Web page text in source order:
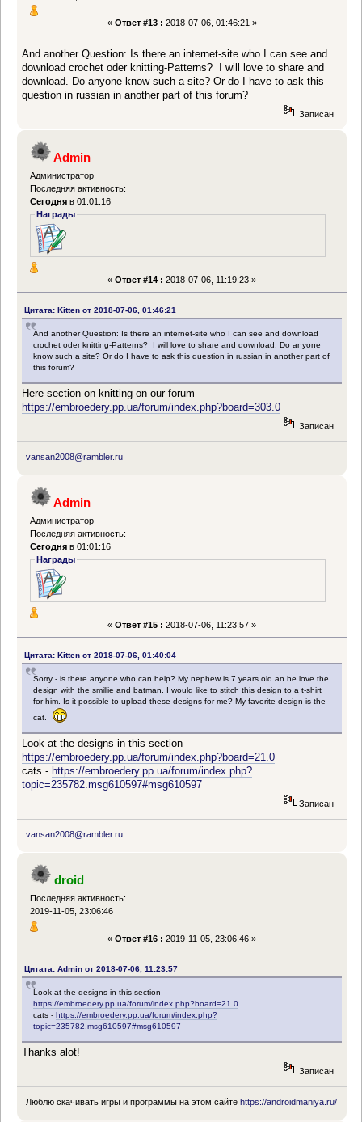
« Ответ #13 : 2018-07-06, 01:46:21 »
And another Question: Is there an internet-site who I can see and
download crochet oder knitting-Patterns? I will love to share and
download. Do anyone know such a site? Or do I have to ask this
question in russian in another part of this forum?
Записан
Admin
Администратор
Последняя активность:
Сегодня в 01:01:16
Награды
« Ответ #14 : 2018-07-06, 11:19:23 »
Цитата: Kitten от 2018-07-06, 01:46:21
And another Question: Is there an internet-site who I can see and download
crochet oder knitting-Patterns? I will love to share and download. Do anyone
know such a site? Or do I have to ask this question in russian in another part of
this forum?
Here section on knitting on our forum
https://embroedery.pp.ua/forum/index.php?board=303.0
Записан
vansan2008@rambler.ru
Admin
Администратор
Последняя активность:
Сегодня в 01:01:16
Награды
« Ответ #15 : 2018-07-06, 11:23:57 »
Цитата: Kitten от 2018-07-06, 01:40:04
Sorry - is there anyone who can help? My nephew is 7 years old an he love the
design with the smillie and batman. I would like to stitch this design to a t-shirt
for him. Is it possible to upload these designs for me? My favorite design is the
cat.
Look at the designs in this section
https://embroedery.pp.ua/forum/index.php?board=21.0
cats - https://embroedery.pp.ua/forum/index.php?
topic=235782.msg610597#msg610597
Записан
vansan2008@rambler.ru
droid
Последняя активность:
2019-11-05, 23:06:46
« Ответ #16 : 2019-11-05, 23:06:46 »
Цитата: Admin от 2018-07-06, 11:23:57
Look at the designs in this section
https://embroedery.pp.ua/forum/index.php?board=21.0
cats -https://embroedery.pp.ua/forum/index.php?
topic=235782.msg610597#msg610597
Thanks alot!
Записан
Люблю скачивать игры и программы на этом сайте https://androidmaniya.ru/